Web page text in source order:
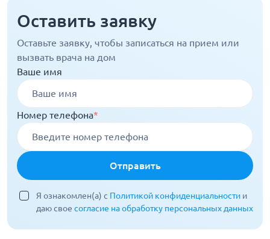
Оставить заявку
Оставьте заявку, чтобы записаться на прием или
вызвать врача на дом
Ваше имя
Номер телефона*
Отправить
Я ознакомлен(а) с Политикой конфиденциальности и
даю свое согласие на обработку персональных данных